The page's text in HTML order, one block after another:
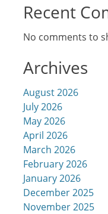
Recent
No comments to
Archives
August 2026
July 2026
May 2026
April 2026
March 2026
February 2026
January 2026
December 2025
November 2025